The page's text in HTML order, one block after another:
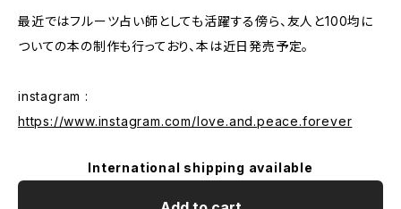
最近ではフルーツ占い師としても活躍する傍ら、友人と100均に
ついての本の制作も行っており、本は近日発売予定。
instagram :
https://www.instagram.com/love.and.peace.forever
International shipping available